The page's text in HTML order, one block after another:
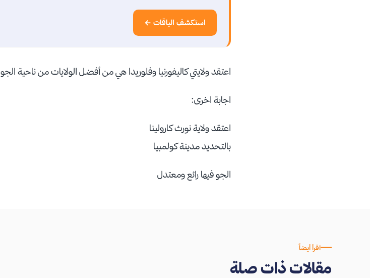
استكشف الباقات ←
اعتقد ولايتي كاليفورنيا وفلوريدا هي من أفضل الولايات من ناحية الجو
اجابة اخرى:
اعتقد ولاية نورث كارولينا
بالتحديد مدينة كولمبيا
الجو فيها رائع ومعتدل
اقرأ أيضاً
مقالات ذات صلة